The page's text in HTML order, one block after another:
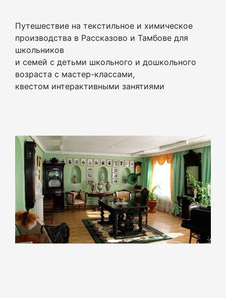
Путешествие на текстильное и химическое
производства в Рассказово и Тамбове для
школьников
и семей с детьми школьного и дошкольного
возраста с мастер-классами,
квестом интерактивными занятиями